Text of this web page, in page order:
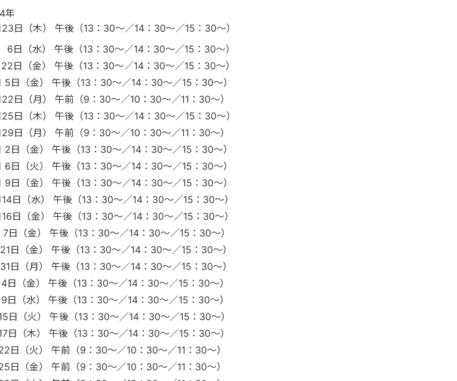
年
日（木） 午後（13：30～／14：30～／15：30～）
6日（水） 午後（13：30～／14：30～／15：30～）
日（金） 午後（13：30～／14：30～／15：30～）
5日（金） 午後（13：30～／14：30～／15：30～）
日（月） 午前（9：30～／10：30～／11：30～）
日（木） 午後（13：30～／14：30～／15：30～）
日（月） 午前（9：30～／10：30～／11：30～）
2日（金） 午後（13：30～／14：30～／15：30～）
6日（火） 午後（13：30～／14：30～／15：30～）
9日（金） 午後（13：30～／14：30～／15：30～）
日（水） 午後（13：30～／14：30～／15：30～）
日（金） 午後（13：30～／14：30～／15：30～）
7日（金） 午後（13：30～／14：30～／15：30～）
日（金） 午後（13：30～／14：30～／15：30～）
日（月） 午後（13：30～／14：30～／15：30～）
4日（金） 午後（13：30～／14：30～／15：30～）
9日（水） 午後（13：30～／14：30～／15：30～）
日（火） 午後（13：30～／14：30～／15：30～）
日（木） 午後（13：30～／14：30～／15：30～）
日（火） 午前（9：30～／10：30～／11：30～）
日（金） 午前（9：30～／10：30～／11：30～）